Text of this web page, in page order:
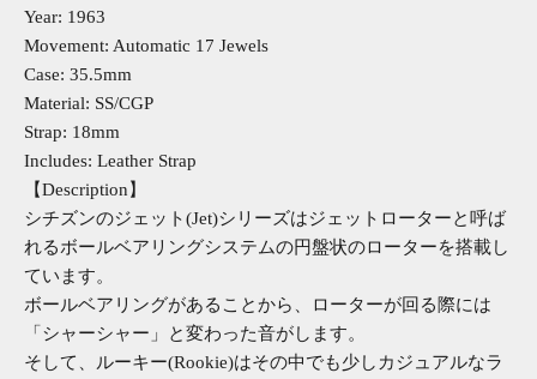
Year: 1963
Movement: Automatic 17 Jewels
Case: 35.5mm
Material: SS/CGP
Strap: 18mm
Includes: Leather Strap
【Description】
シチズンのジェット(Jet)シリーズはジェットローターと呼ば
れるボールベアリングシステムの円盤状のローターを搭載し
ています。
ボールベアリングがあることから、ローターが回る際には
「シャーシャー」と変わった音がします。
そして、ルーキー(Rookie)はその中でも少しカジュアルなラ